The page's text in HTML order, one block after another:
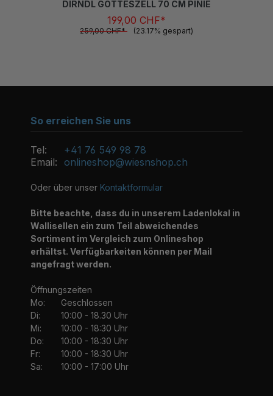
199,00 CHF*
259,00 CHF* (23.17% gespart)
So erreichen Sie uns
Tel:
+41 76 549 98 78
Email: onlineshop@wiesnshop.ch
Oder über unser Kontaktformular
Bitte beachte, dass du in unserem Ladenlokal in
Wallisellen ein zum Teil abweichendes
Sortiment im Vergleich zum Onlineshop
erhältst. Verfügbarkeiten können per Mail
angefragt werden.
Öffnungszeiten
Mo:
Geschlossen
Di:
10:00 - 18.30 Uhr
Mi:
10:00 - 18:30 Uhr
Do:
10:00 - 18:30 Uhr
Fr:
10:00 - 18:30 Uhr
Sa:
10:00 - 17:00 Uhr